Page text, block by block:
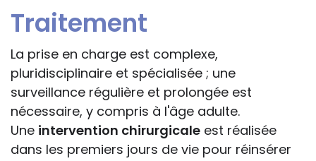
Traitement
La prise en charge est complexe,
pluridisciplinaire et spécialisée ; une
surveillance régulière et prolongée est
nécessaire, y compris à l'âge adulte.
Une intervention chirurgicale est réalisée
dans les premiers jours de vie pour réinsérer